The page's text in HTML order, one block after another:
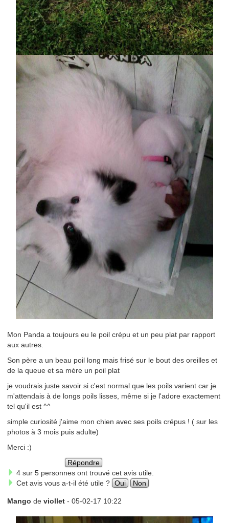
Mon Panda a toujours eu le poil crépu et un peu plat par rapport
aux autres.
Son père a un beau poil long mais frisé sur le bout des oreilles et
de la queue et sa mère un poil plat
je voudrais juste savoir si c'est normal que les poils varient car je
m'attendais à de longs poils lisses, même si je l'adore exactement
tel qu'il est ^^
simple curiosité j'aime mon chien avec ses poils crépus ! ( sur les
photos à 3 mois puis adulte)
Merci :)
Répondre
4 sur 5 personnes ont trouvé cet avis utile.
Cet avis vous a-t-il été utile ? Oui Non
Mango de viollet- 05-02-17 10:22